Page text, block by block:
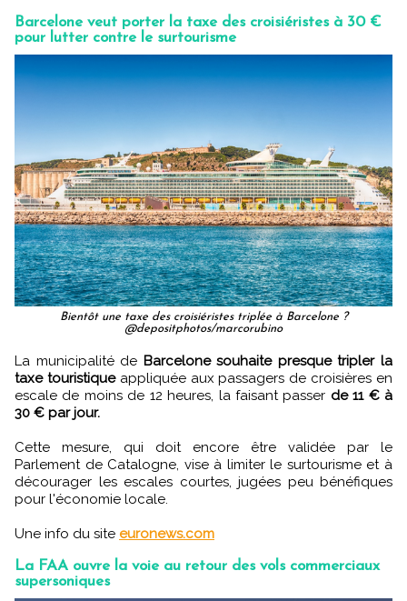
Barcelone veut porter la taxe des croisiéristes à 30 €
pour lutter contre le surtourisme
Bientôt une taxe des croisiéristes triplée à Barcelone ?
@depositphotos/marcorubino
La municipalité de Barcelone souhaite presque tripler la
taxe touristiqueappliquée aux passagers de croisières en
escale de moins de 12 heures, la faisant passer de 11 € à
30 € par jour.
Cette mesure, qui doit encore être validée par le
Parlement de Catalogne, vise à limiter le surtourisme et à
décourager les escales courtes, jugées peu bénéfiques
pour l'économie locale.
Une info du site euronews.com
La FAA ouvre la voie au retour des vols commerciaux
supersoniques